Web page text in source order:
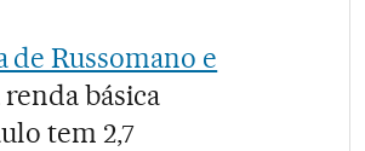
de Russomano e
básica
tem 2,7